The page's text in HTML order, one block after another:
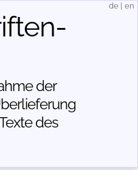
der
des
de en